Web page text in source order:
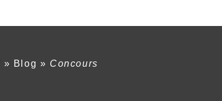
» Blog » Concours